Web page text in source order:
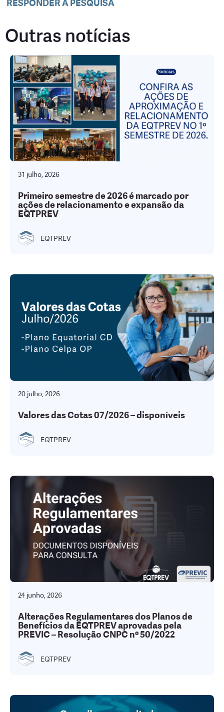
RESPONDER À PESQUISA
Outras notícias
31 julho, 2026
Primeiro semestre de 2026 é marcado por
ações de relacionamento e expansão da
EQTPREV
EQTPREV
20 julho, 2026
Valores das Cotas 07/2026 – disponíveis
EQTPREV
24 junho, 2026
Alterações Regulamentares dos Planos de
Benefícios da EQTPREV aprovadas pela
PREVIC – Resolução CNPC nº 50/2022
EQTPREV